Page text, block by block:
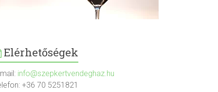
Elérhetőségek
info@szepkertvendeghaz.hu
+36 70 5251821